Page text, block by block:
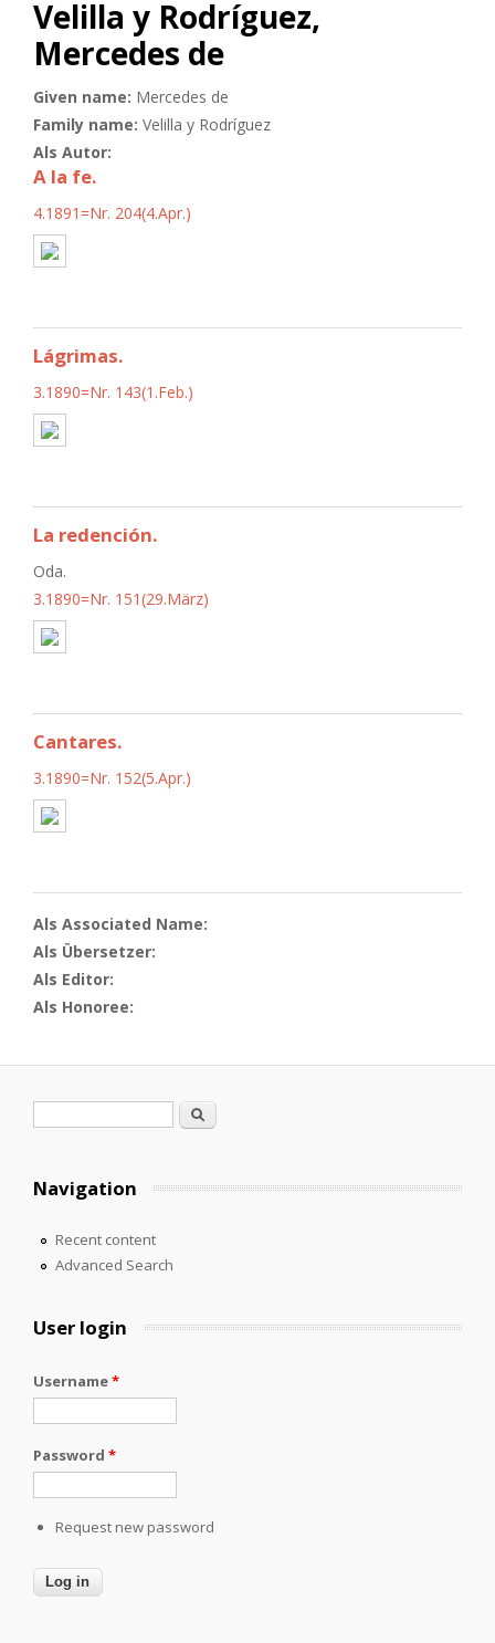
Velilla y Rodríguez,
Mercedes de
Given name: Mercedes de
Family name: Velilla y Rodríguez
Als Autor:
A la fe.
4.1891=Nr. 204(4.Apr.)
Lágrimas.
3.1890=Nr. 143(1.Feb.)
La redención.
Oda.
3.1890=Nr. 151(29.März)
Cantares.
3.1890=Nr. 152(5.Apr.)
Als Associated Name:
Als Übersetzer:
Als Editor:
Als Honoree:
Search
Navigation
Recent content
Advanced Search
User login
Username*
Password *
Request new password